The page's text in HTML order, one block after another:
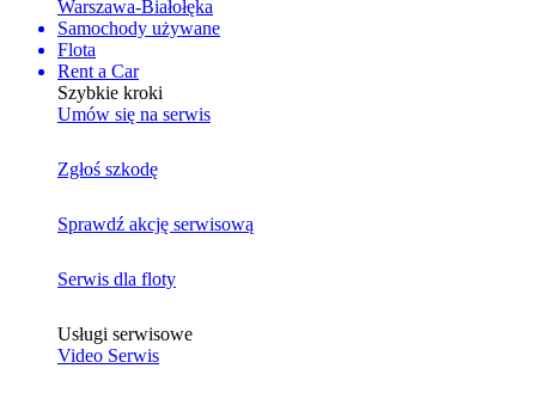
Warszawa-Białołęka
Samochody używane
Flota
Rent a Car
Szybkie kroki
Umów się na serwis
Zgłoś szkodę
Sprawdź akcję serwisową
Serwis dla floty
Usługi serwisowe
Video Serwis